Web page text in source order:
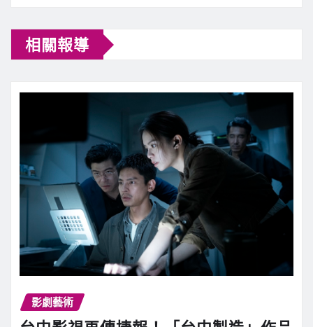
相關報導
影劇藝術